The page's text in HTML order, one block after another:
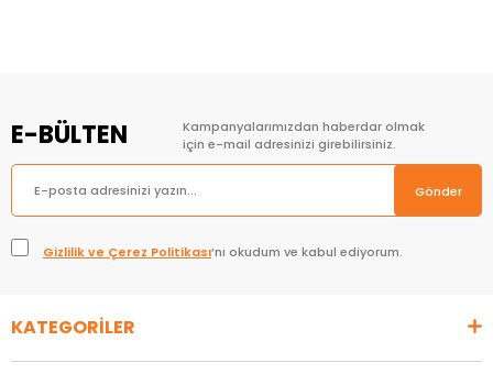
E-BÜLTEN
Kampanyalarımızdan haberdar olmak
için e-mail adresinizi girebilirsiniz.
Gönder
Gizlilik ve Çerez Politikası’nı okudum ve kabul ediyorum.
KATEGORİLER